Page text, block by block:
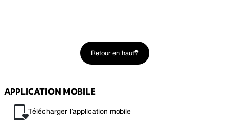
Retour en haut
APPLICATION MOBILE
Télécharger l’application mobile